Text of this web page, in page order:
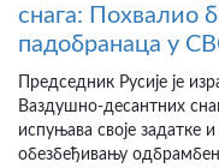
снага: Похвалио
падобранаца у
Председник Русије је
Ваздушно-десантних
испуњава своје задатке
обезбеђивању